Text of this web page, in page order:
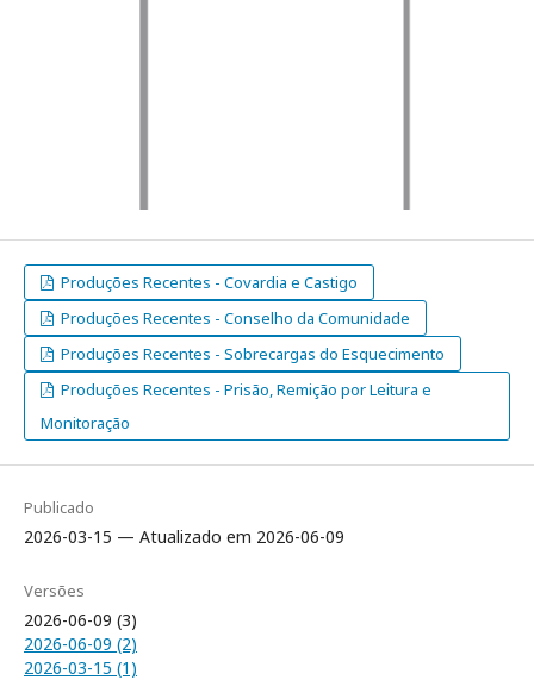
Produções Recentes - Covardia e Castigo
Produções Recentes - Conselho da Comunidade
Produções Recentes - Sobrecargas do Esquecimento
Produções Recentes - Prisão, Remição por Leitura e
Monitoração
Publicado
2026-03-15 — Atualizado em 2026-06-09
Versões
2026-06-09 (3)
2026-06-09 (2)
2026-03-15 (1)